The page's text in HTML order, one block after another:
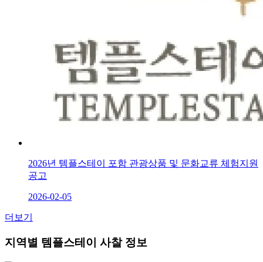
2026년 템플스테이 포함 관광상품 및 문화교류 체험지원
공고
2026-02-05
더보기
지역별 템플스테이 사찰 정보